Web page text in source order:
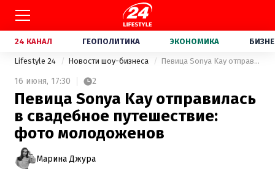
24 КАНАЛ ГЕОПОЛИТИКА ЭКОНОМИКА
Lifestyle 24 Новости шоу-бизнеса Певица Sonya Kay отправилась в свадебное путешествие: фото молодоженов
16 июня, 17:30 2
Певица Sonya Kay отправилась
в свадебное путешествие:
фото молодоженов
Марина Джура